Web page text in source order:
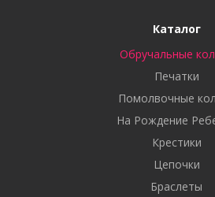
Каталог
Обручальные
Печатки
Помолвочные
На Рождение
Крестики
Цепочки
Браслеты